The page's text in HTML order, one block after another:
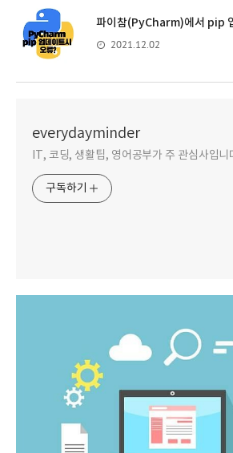
파이참(PyCharm)에서 pip
2021.12.02
everydayminder
IT, 코딩, 생활팁, 영어공부가 주 관심사입니
구독하기